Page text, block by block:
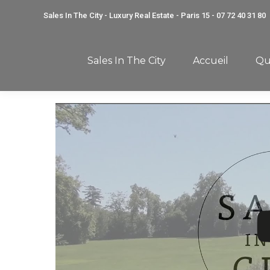
Sales In The City - Luxury Real Estate - Paris 15 - 07 72 40 31 80
Sales In The City Accueil
Sales In The City Accueil